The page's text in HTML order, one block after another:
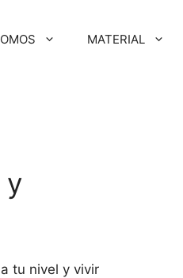
MATERIAL
y
tu nivel y vivir